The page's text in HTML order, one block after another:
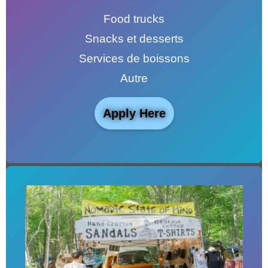
Food trucks
Snacks et desserts
Services de boissons
Autre
Apply Here